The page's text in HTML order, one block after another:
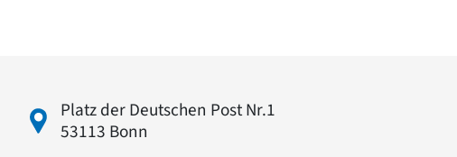
Platz der Deutschen Post Nr.1
53113 Bonn